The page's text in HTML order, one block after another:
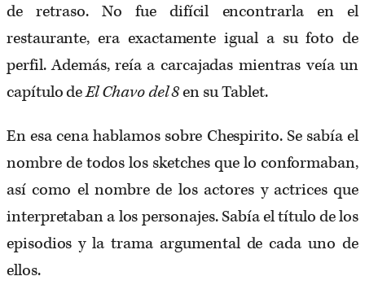
de retraso. No fue difícil encontrarla en el
restaurante, era exactamente igual a su foto de
perfil. Además, reía a carcajadas mientras veía un
capítulo deEl Chavo del 8en su Tablet.
En esa cena hablamos sobre Chespirito. Se sabía el
nombre de todos los sketches que lo conformaban,
así como el nombre de los actores y actrices que
interpretaban a los personajes. Sabía el título de los
episodios y la trama argumental de cada uno de
ellos.